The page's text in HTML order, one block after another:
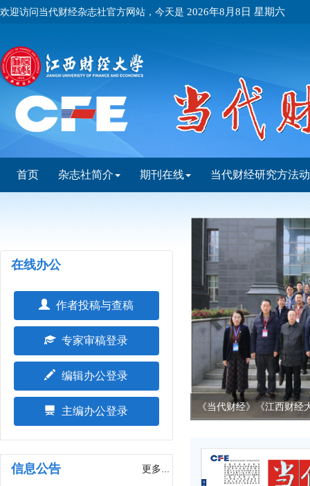
欢迎访问当代财经杂志社官方网站，今天是 2026年8月8日 星期六
首页 杂志社简介 期刊在线 当代财经研究方法
在线办公
作者投稿与查稿
专家审稿登录
编辑办公登录
主编办公登录
信息公告 更多...
《当代财经》《江西财
Previous